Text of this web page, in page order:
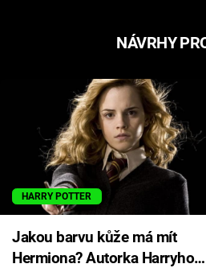
NÁVRHY
HARRY POTTER
Jakou barvu kůže má mít
Hermiona? Autorka Harryho